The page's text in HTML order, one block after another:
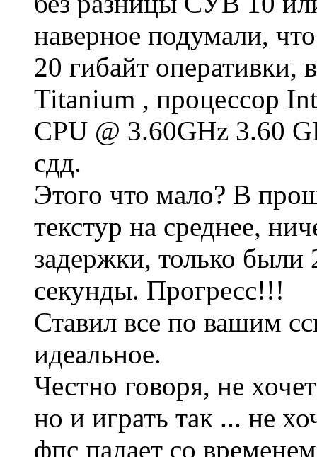
наверное подумали,
20 гибайт оперативки,
Titanium , процессор
CPU @ 3.60GHz 3.60
сдд.
Этого что мало? В
текстур на среднее,
задержки, только были
секунды. Прогресс!!!
Ставил все по вашим
идеальное.
Честно говоря, не
но и играть так ... не
фпс падает со